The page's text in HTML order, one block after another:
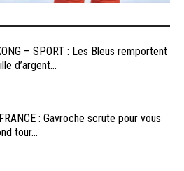
– SPORT : Les Bleus remportent
d’argent...
: Gavroche scrute pour vous
tour...